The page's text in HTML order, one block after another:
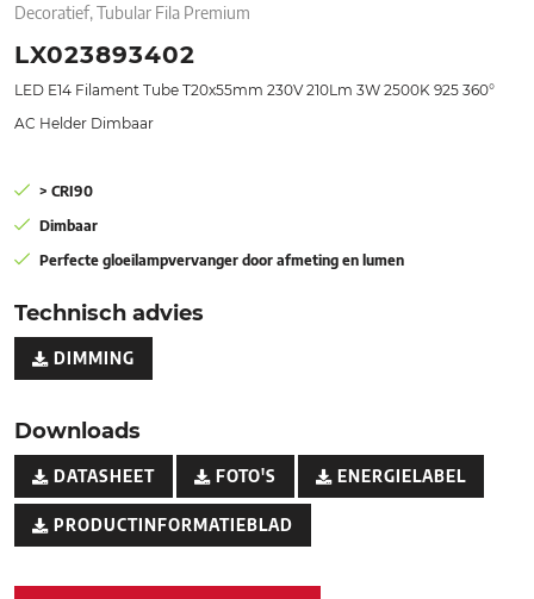
Decoratief, Tubular Fila Premium
LX023893402
LED E14 Filament Tube T20x55mm 230V 210Lm 3W 2500K 925 360°
AC Helder Dimbaar
> CRI90
Dimbaar
Perfecte gloeilampvervanger door afmeting en lumen
Technisch advies
DIMMING
Downloads
DATASHEET FOTO'S ENERGIELABEL
PRODUCTINFORMATIEBLAD